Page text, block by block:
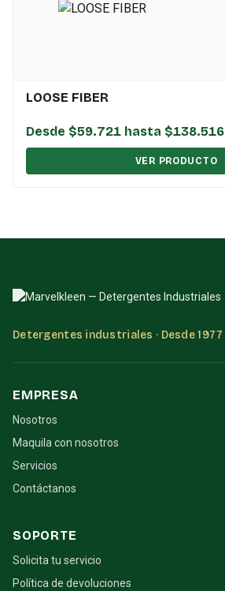
LOOSE FIBER
Desde $59.721 hasta $138.516
VER PRODUCTO
Detergentes industriales · Desde 1977
EMPRESA
Nosotros
Maquila con nosotros
Servicios
Contáctanos
SOPORTE
Solicita tu servicio
Política de devoluciones